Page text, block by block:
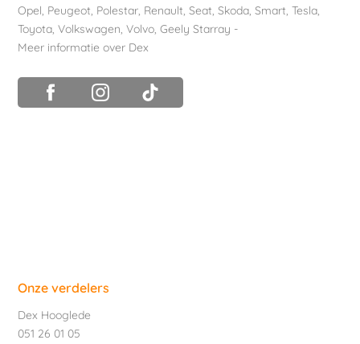
Opel, Peugeot, Polestar, Renault,Seat,Skoda,Smart,Tesla,
Toyota,Volkswagen,Volvo,Geely Starray -
Meer informatie over Dex
Onze verdelers
Dex Hooglede
051 26 01 05